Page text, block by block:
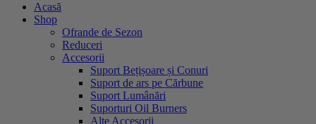
Acasă
Shop
Ofrande de Sezon
Reduceri
Accesorii
Suport Bețișoare și Conuri
Suport de ars pe Cărbune
Suport Lumânări
Suporturi Oil Burners
Alte Accesorii